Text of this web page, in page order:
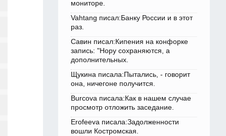
мониторе.
Vahtang писал:Банку России и в этот
раз.
Савин писал:Кипения на конфорке
запись: "Нору сохраняются, а
дополнительных.
Щукина писала:Пытались, - говорит
она, ничегоне получится.
Burcova писала:Как в нашем случае
просмотр отложить заседание.
Erofeeva писала:Задолженности
вошли Костромская.